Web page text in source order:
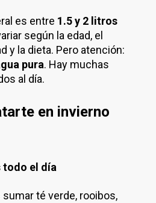
es entre 1.5 y 2 litros
según la edad, el
y la dieta. Pero atención:
pura. Hay muchas
al día.
en invierno
todo el día
té verde, rooibos,